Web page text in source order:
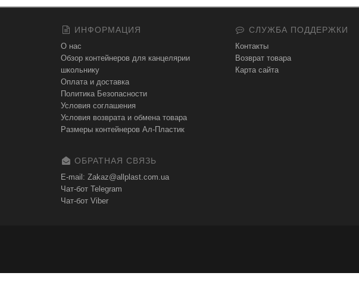
ИНФОРМАЦИЯ
О нас
Обзор контейнеров для канцелярии
школьнику
Оплата и доставка
Политика Безопасности
Условия соглашения
Условия возврата и обмена товара
Размеры контейнеров Ал-Пластик
СЛУЖБА ПОДДЕРЖКИ
Контакты
Возврат товара
Карта сайта
ОБРАТНАЯ СВЯЗЬ
E-mail: Zakaz@allplast.com.ua
Чат-бот Telegram
Чат-бот Viber